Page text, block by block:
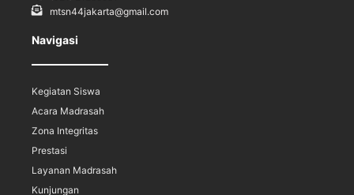
mtsn44jakarta@gmail.com
Navigasi
Kegiatan Siswa
Acara Madrasah
Zona Integritas
Prestasi
Layanan Madrasah
Kunjungan